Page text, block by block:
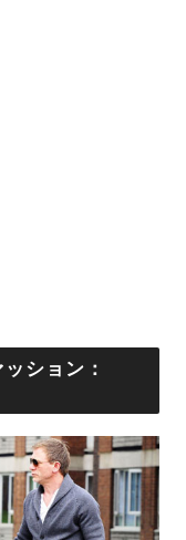
ション：